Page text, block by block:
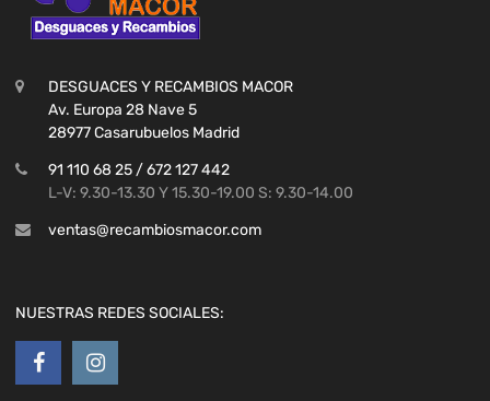
DESGUACES Y RECAMBIOS MACOR
Av. Europa 28 Nave 5
28977 Casarubuelos Madrid
91 110 68 25 / 672 127 442
L-V: 9.30-13.30 Y 15.30-19.00 S: 9.30-14.00
ventas@recambiosmacor.com
NUESTRAS REDES SOCIALES: